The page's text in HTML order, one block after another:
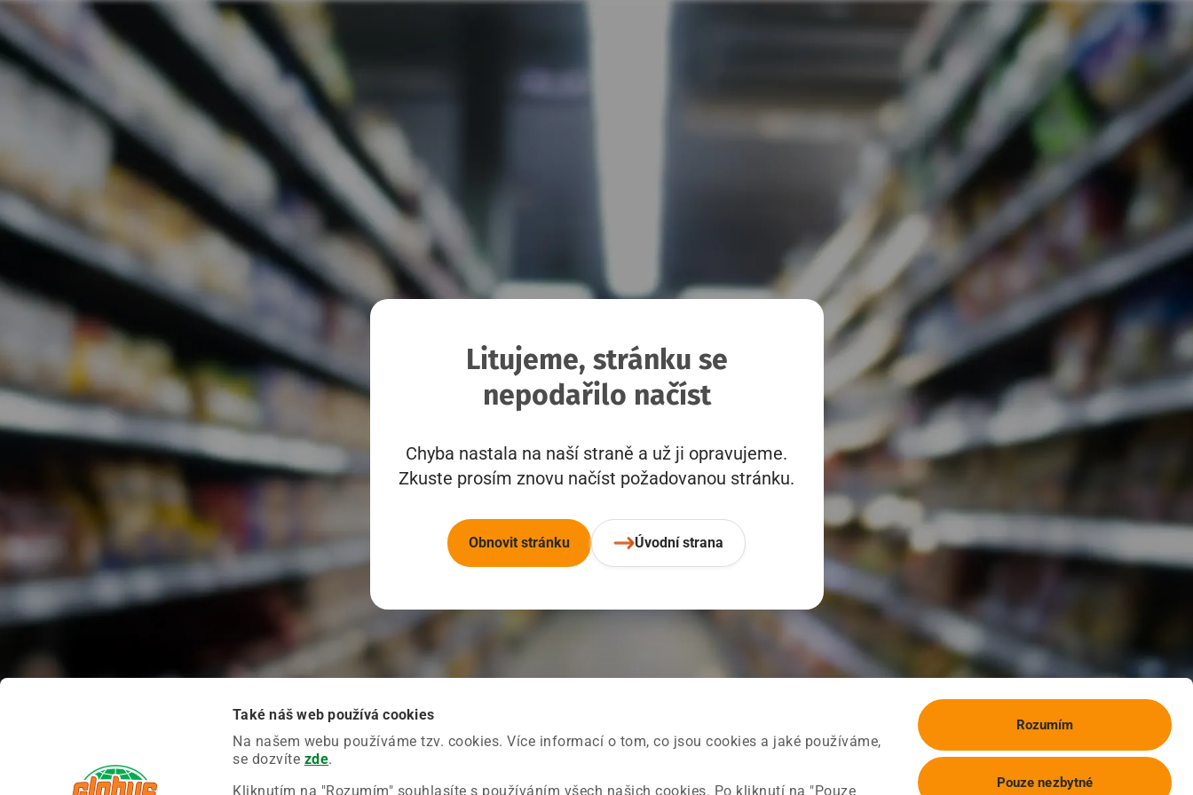
Také náš web používá cookies
Na našem webu používáme tzv. cookies. Více informací o tom, co jsou cookies a jaké používáme,
se dozvíte zde.
Kliknutím na "Rozumím" souhlasíte s používáním všech našich cookies. Po kliknutí na "Pouze
Rozumím
Pouze nezbytné
Litujeme, stránku se
nepodařilo načíst
Chyba nastala na naší straně a už ji opravujeme.
Zkuste prosím znovu načíst požadovanou stránku.
Obnovit stránku Úvodní strana